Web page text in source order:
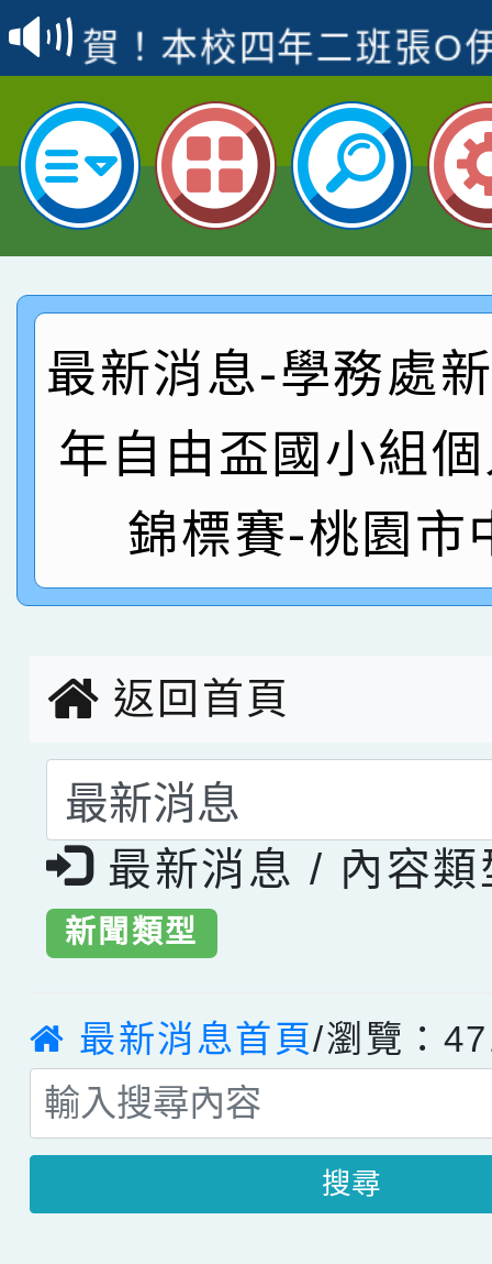
名
倩參加桃園市科展 國
名 指導老師王老師、
賀！本校四年二班張O
園市英語競賽國小朗讀
指導老師林老師
賀！本校參加桃園市中
賽 劉文瑛教師榮獲教
臺灣台語-第二名
賀！本校參與2026世
市賽榮獲科學小創客佳
賀！本校參加桃園市中
名
倩參加桃園市科展 國
名 指導老師王老師、
賀！本校四年二班張O
園市英語競賽國小朗讀
指導老師林老師
賀！本校參加桃園市中
賽 劉文瑛教師榮獲教
臺灣台語-第二名
賀！本校參與2026世
市賽榮獲科學小創客佳
創客第三名。
最新消息-學務處
年自由盃國小組
錦標賽-桃園市
返回首頁
選擇後頁面內容會更
最新消息 / 內容類
新聞類型
最新消息首頁/瀏覽：
搜尋